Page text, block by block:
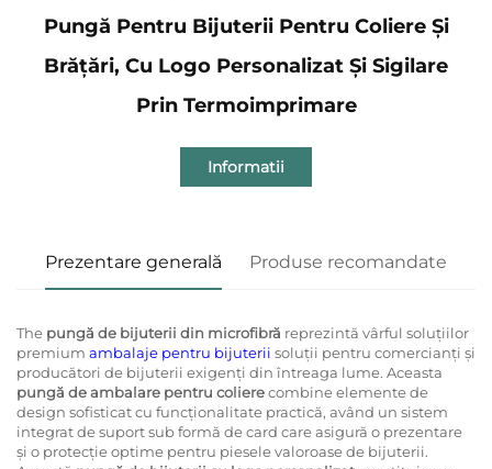
Pungă Pentru Bijuterii Pentru Coliere Și
Brățări, Cu Logo Personalizat Și Sigilare
Prin Termoimprimare
Informatii
Prezentare generală Produse recomandate
The pungă de bijuterii din microfibră reprezintă vârful soluțiilor
premium ambalaje pentru bijuterii soluții pentru comercianți și
producători de bijuterii exigenți din întreaga lume. Aceasta
pungă de ambalare pentru colierecombine elemente de
design sofisticat cu funcționalitate practică, având un sistem
integrat de suport sub formă de card care asigură o prezentare
și o protecție optime pentru piesele valoroase de bijuterii.